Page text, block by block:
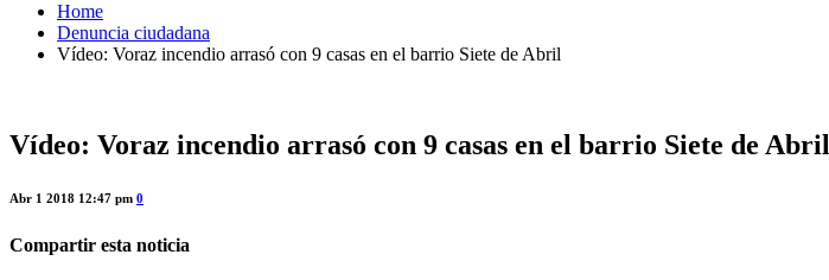
Home
Denuncia ciudadana
Vídeo: Voraz incendio arrasó con 9 casas en el barrio Siete de Abril
Vídeo: Voraz incendio arrasó con 9 casas en el barrio Siete de Abril
Abr 1 2018 12:47 pm 0
Compartir esta noticia